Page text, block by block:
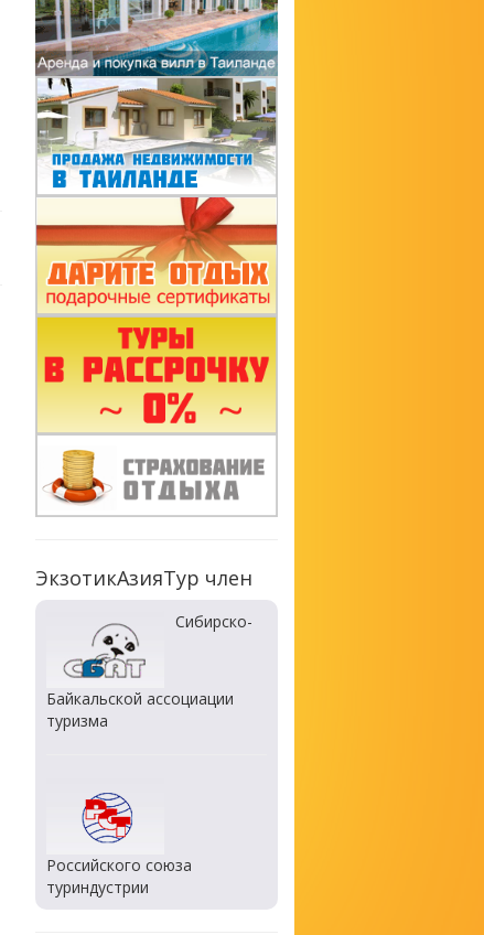
ЭкзотикАзияТур член
Сибирско-
Байкальской ассоциации
туризма
Российского союза
туриндустрии